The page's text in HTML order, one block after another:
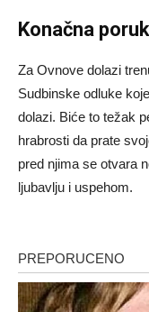
Konačna
Za Ovnove dolazi
Sudbinske odluke
dolazi. Biće to težak
hrabrosti da prate
pred njima se otvara
ljubavlju i uspehom.